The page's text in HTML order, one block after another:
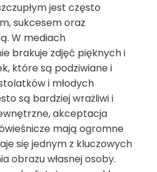
jest często
sukcesem oraz
W mediach
brakuje zdjęć pięknych i
które są podziwiane i
i młodych
są bardziej wrażliwi i
akceptacja
mają ogromne
się jednym z kluczowych
obrazu własnej osoby.